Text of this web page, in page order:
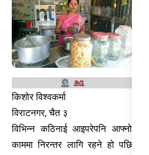
किशोर विश्वकर्मा
विराटनगर, चैत ३
विभिन्न कठिनाई आइपरेपनि आफ्नो
काममा निरन्तर लागि रहने हो पछि